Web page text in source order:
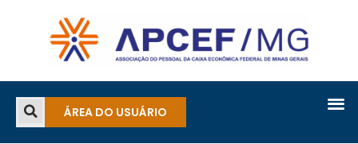
ÁREA DO USUÁRIO